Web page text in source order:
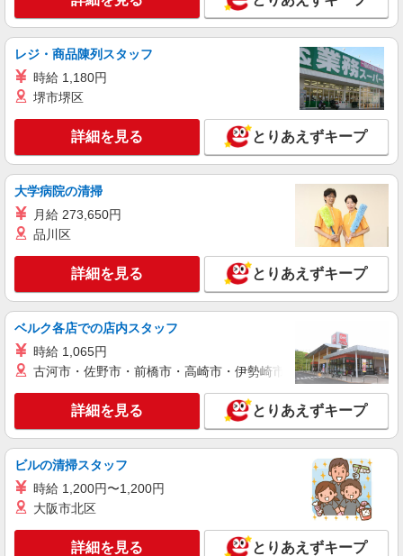
レジ・商品陳列スタッフ
時給 1,180円
堺市堺区
詳細を見る とりあえずキープ
大学病院の清掃
月給 273,650円
品川区
詳細を見る とりあえずキープ
ベルク各店での店内スタッフ
時給 1,065円
古河市・佐野市・前橋市・高崎市・伊勢崎市・太田市・館林市
詳細を見る とりあえずキープ
ビルの清掃スタッフ
時給 1,200円〜1,200円
大阪市北区
詳細を見る とりあえずキープ